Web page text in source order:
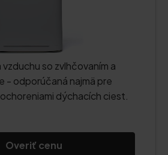
so zvlhčovaním a
- odporúčaná najmä pre
dýchacích ciest.
Overiť cenu